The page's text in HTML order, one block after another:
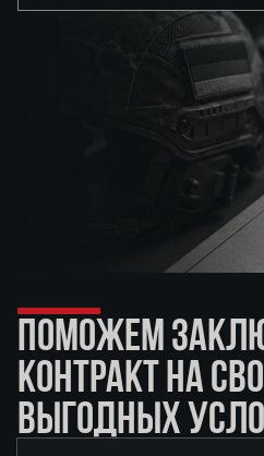
ПОМОЖЕМ
КОНТРАКТ НА
ВЫГОДНЫХ